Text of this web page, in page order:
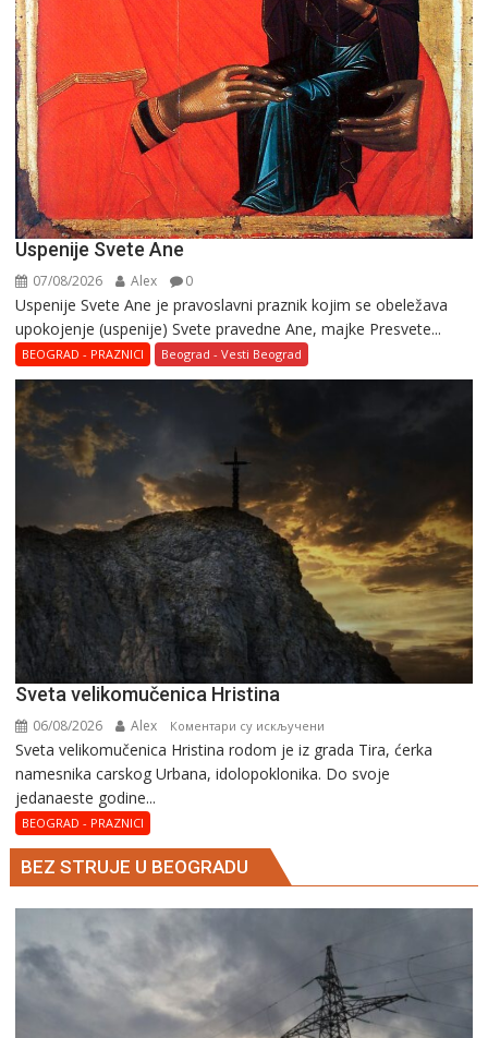
Uspenije Svete Ane
07/08/2026 Alex 0
Uspenije Svete Ane je pravoslavni praznik kojim se obeležava
upokojenje (uspenije) Svete pravedne Ane, majke Presvete...
BEOGRAD - PRAZNICI Beograd - Vesti Beograd
Svеta vеlikоmučеnica Hristina
06/08/2026 Alex Коментари су искључени
Svеta
vеlikоmučеnica
Svеta vеlikоmučеnica Hristina rodom je iz grada Tira, ćerka
namesnika carskog Urbana, idolopoklonika. Dо svоје
јеdanaеstе gоdinе...
BEOGRAD - PRAZNICI
BEZ STRUJE U BEOGRADU